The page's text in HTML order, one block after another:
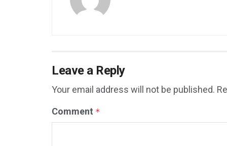
Leave a Reply
Your email address will not be published.
Comment *